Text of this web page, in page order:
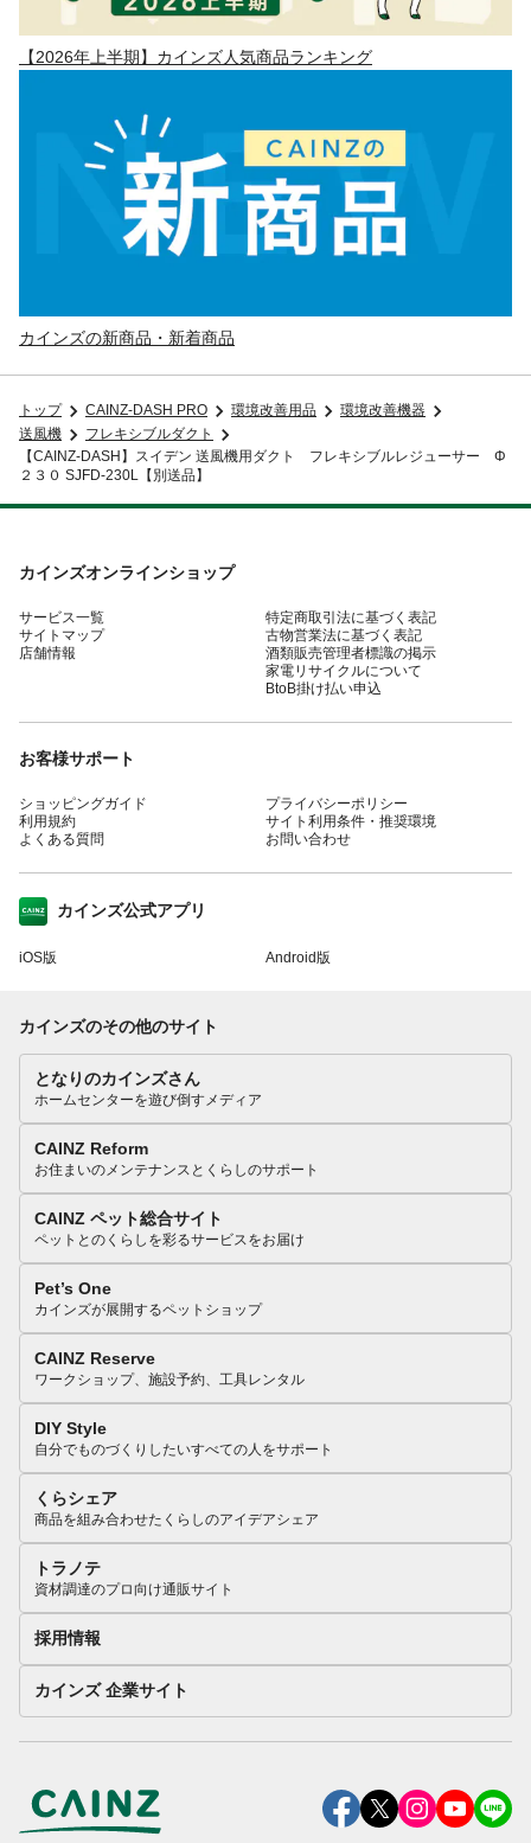
【2026年上半期】カインズ人気商品ランキング
カインズの新商品・新着商品
トップ CAINZ-DASH PRO 環境改善用品
環境改善機器
送風機
フレキシブルダクト
【CAINZ-DASH】スイデン 送風機用ダクト フレキシブルレジューサー Φ
２３０ SJFD-230L【別送品】
カインズオンラインショップ
サービス一覧
サイトマップ
店舗情報
特定商取引法に基づく表記
古物営業法に基づく表記
酒類販売管理者標識の掲示
家電リサイクルについて
BtoB掛け払い申込
お客様サポート
ショッピングガイド
利用規約
よくある質問
プライバシーポリシー
サイト利用条件・推奨環境
お問い合わせ
カインズ公式アプリ
iOS版 Android版
カインズのその他のサイト
となりのカインズさん
ホームセンターを遊び倒すメディア
CAINZ Reform
お住まいのメンテナンスとくらしのサポート
CAINZ ペット総合サイト
ペットとのくらしを彩るサービスをお届け
Pet’s One
カインズが展開するペットショップ
CAINZ Reserve
ワークショップ、施設予約、工具レンタル
DIY Style
自分でものづくりしたいすべての人をサポート
くらシェア
商品を組み合わせたくらしのアイデアシェア
トラノテ
資材調達のプロ向け通販サイト
採用情報
カインズ 企業サイト